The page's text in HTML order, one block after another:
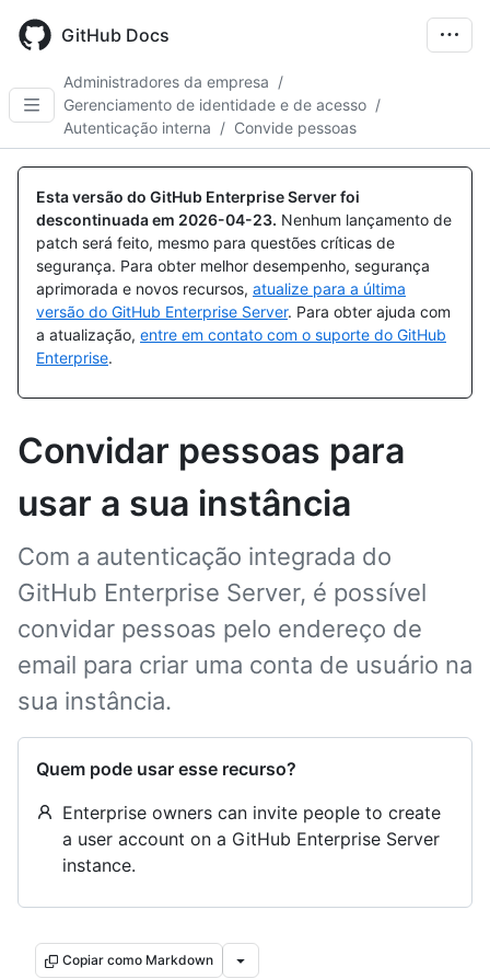
main
GitHub Docs
Administradores da empresa /
Gerenciamento de identidade e de acesso /
Autenticação interna / Convide pessoas
Esta versão do GitHub Enterprise Server foi
descontinuada em 2026-04-23. Nenhum lançamento de
patch será feito, mesmo para questões críticas de
segurança. Para obter melhor desempenho, segurança
aprimorada e novos recursos, atualize para a última
versão do GitHub Enterprise Server. Para obter ajuda com
a atualização, entre em contato com o suporte do GitHub
Enterprise.
Convidar pessoas para
usar a sua instância
Com a autenticação integrada do
GitHub Enterprise Server, é possível
convidar pessoas pelo endereço de
email para criar uma conta de usuário na
sua instância.
Quem pode usar esse recurso?
Enterprise owners can invite people to create
a user account on a GitHub Enterprise Server
instance.
Copiar como Markdown